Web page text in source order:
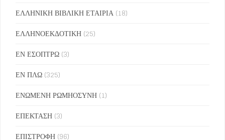
ΕΛΛΗΝΙΚΗ ΒΙΒΛΙΚΗ ΕΤΑΙΡΙΑ (18)
ΕΛΛΗΝΟΕΚΔΟΤΙΚΗ (25)
ΕΝ ΕΣΟΠΤΡΩ (3)
ΕΝ ΠΛΩ (325)
ΕΝΩΜΕΝΗ ΡΩΜΗΟΣΥΝΗ (1)
ΕΠΕΚΤΑΣΗ (3)
ΕΠΙΣΤΡΟΦΗ (96)